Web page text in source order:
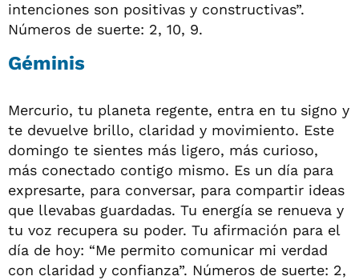
intenciones son positivas y constructivas”.
Números de suerte: 2, 10, 9.
Géminis
Mercurio, tu planeta regente, entra en tu signo y
te devuelve brillo, claridad y movimiento. Este
domingo te sientes más ligero, más curioso,
más conectado contigo mismo. Es un día para
expresarte, para conversar, para compartir ideas
que llevabas guardadas. Tu energía se renueva y
tu voz recupera su poder. Tu afirmación para el
día de hoy: “Me permito comunicar mi verdad
con claridad y confianza”. Números de suerte: 2,